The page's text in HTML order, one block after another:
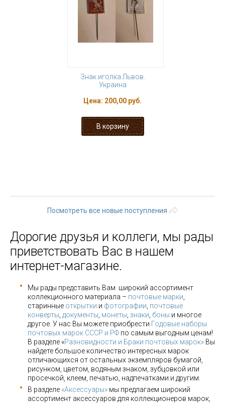
Знак иголка Львов.
Украина
Цена: 200,00 руб.
Посмотреть все новые поступления
Дорогие друзья и коллеги, мы рады
приветствовать Вас в нашем
интернет-магазине.
Мы рады представить Вам широкий ассортимент
коллекционного материала – почтовые марки
старинные открытки и фотографии почтовые
конверты документы монеты знаки боны и многое
другое. У нас Вы можете приобрести Годовые наборы
почтовых марок СССР и РФ по самым выгодным ценам!
В разделе «Разновидности и Браки почтовых марок» Вы
найдете большое количество интересных марок
отличающихся от остальных экземпляров бумагой,
рисунком, цветом, водяным знаком, зубцовкой или
просечкой, клеем, печатью, надпечатками и другим.
В разделе «Аксессуары» мы предлагаем широкий
ассортимент аксессуаров для коллекционеров марок,